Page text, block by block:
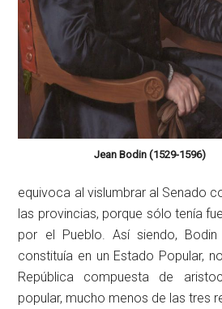
Jean Bodin (1529-1596)
equivoca al vislumbrar al Senado
las provincias, porque sólo tenía
por el Pueblo. Así siendo,
constituía en un Estado Popular,
República compuesta de
popular, mucho menos de las tres